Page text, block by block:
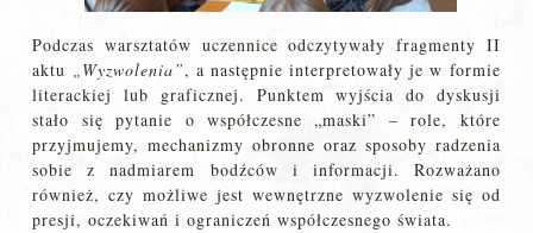
Podczas warsztatów uczennice odczytywały fragmenty II
aktu „Wyzwolenia”, a następnie interpretowały je w formie
literackiej lub graficznej. Punktem wyjścia do dyskusji
stało się pytanie o współczesne „maski” – role, które
przyjmujemy, mechanizmy obronne oraz sposoby radzenia
sobie z nadmiarem bodźców i informacji. Rozważano
również, czy możliwe jest wewnętrzne wyzwolenie się od
presji, oczekiwań i ograniczeń współczesnego świata.